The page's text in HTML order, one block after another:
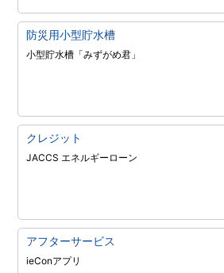
防災用小型貯水槽
小型貯水槽「みずがめ君」
クレジット
JACCS エネルギーローン
アフターサービス
ieConアプリ